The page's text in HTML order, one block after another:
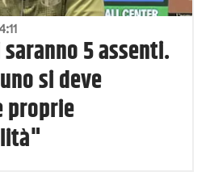
5 assenti.
si deve
proprie